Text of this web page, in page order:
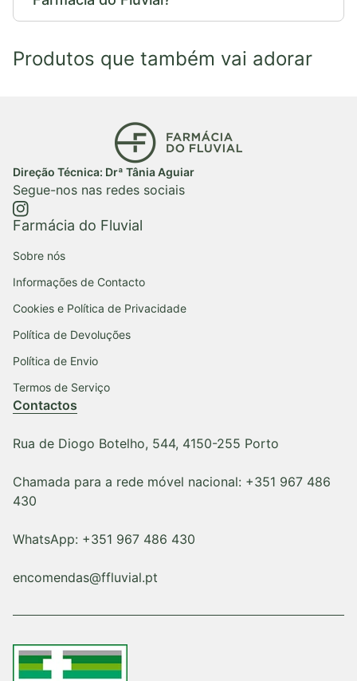
Produtos que também vai adorar
Início
Direção Técnica: Drª Tânia Aguiar
Segue-nos nas redes sociais
https://www.instagram.com/farmaciadofluvial/
(ligação abre num novo separador/janela)
Farmácia do Fluvial
Sobre nós
Informações de Contacto
Cookies e Política de Privacidade
Política de Devoluções
Política de Envio
Termos de Serviço
Contactos
Rua de Diogo Botelho, 544, 4150-255 Porto
Chamada para a rede móvel nacional: +351 967 486
430
WhatsApp: +351 967 486 430
encomendas@ffluvial.pt